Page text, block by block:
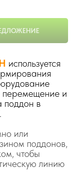
используется
перемещение и
поддон в
или
поддонов,
чтобы
линию